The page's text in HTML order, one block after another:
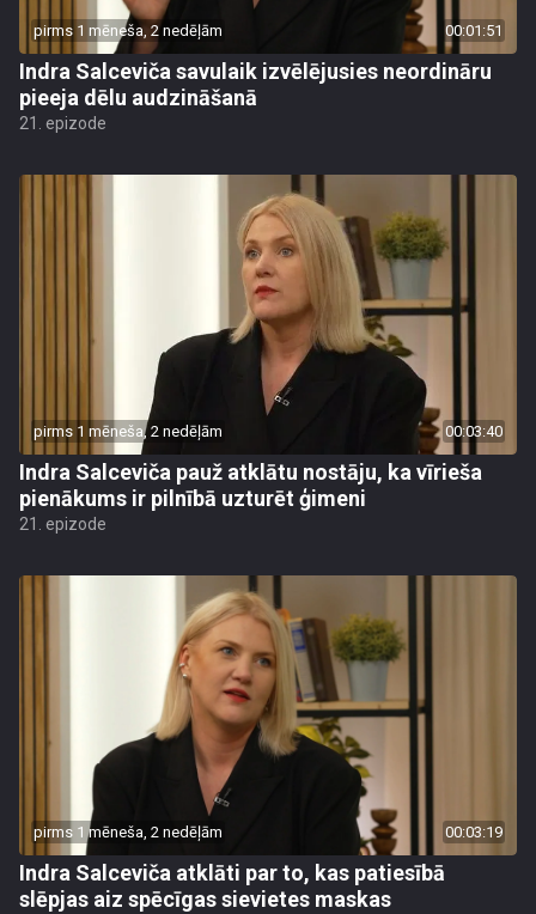
pirms 1 mēneša, 2 nedēļām 00:01:51
Indra Salceviča savulaik izvēlējusies neordināru
pieeja dēlu audzināšanā
21. epizode
pirms 1 mēneša, 2 nedēļām 00:03:40
Indra Salceviča pauž atklātu nostāju, ka vīrieša
pienākums ir pilnībā uzturēt ģimeni
21. epizode
pirms 1 mēneša, 2 nedēļām 00:03:19
Indra Salceviča atklāti par to, kas patiesībā
slēpjas aiz spēcīgas sievietes maskas